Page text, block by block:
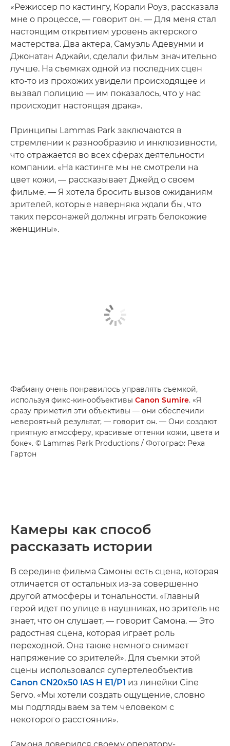
«Режиссер по кастингу, Корали Роуз, рассказала
мне о процессе, — говорит он. — Для меня стал
настоящим открытием уровень актерского
мастерства. Два актера, Самуэль Адевунми и
Джонатан Аджайи, сделали фильм значительно
лучше. На съемках одной из последних сцен
кто-то из прохожих увидели происходящее и
вызвал полицию — им показалось, что у нас
происходит настоящая драка».
Принципы Lammas Park заключаются в
стремлении к разнообразию и инклюзивности,
что отражается во всех сферах деятельности
компании. «На кастинге мы не смотрели на
цвет кожи, — рассказывает Джейд о своем
фильме. — Я хотела бросить вызов ожиданиям
зрителей, которые наверняка ждали бы, что
таких персонажей должны играть белокожие
женщины».
Фабиану очень понравилось управлять съемкой,
используя фикс-кинообъективы Canon Sumire. «Я
сразу приметил эти объективы — они обеспечили
невероятный результат, — говорит он. — Они создают
приятную атмосферу, красивые оттенки кожи, цвета и
боке». © Lammas Park Productions / Фотограф: Реха
Гартон
Камеры как способ
рассказать истории
В середине фильма Самоны есть сцена, которая
отличается от остальных из-за совершенно
другой атмосферы и тональности. «Главный
герой идет по улице в наушниках, но зритель не
знает, что он слушает, — говорит Самона. — Это
радостная сцена, которая играет роль
переходной. Она также немного снимает
напряжение со зрителей». Для съемки этой
сцены использовался супертелеобъектив
Canon CN20x50 IAS H E1/P1 из линейки Cine
Servo. «Мы хотели создать ощущение, словно
мы подглядываем за тем человеком с
некоторого расстояния».